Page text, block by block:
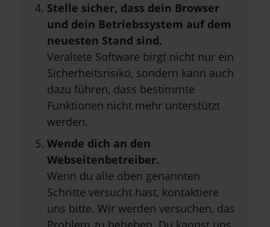
Stelle sicher, dass dein Browser
und dein Betriebssystem auf dem
neuesten Stand sind.
Veraltete Software birgt nicht nur ein
Sicherheitsrisiko, sondern kann auch
dazu führen, dass bestimmte
Funktionen nicht mehr unterstützt
werden.
Wende dich an den
Webseitenbetreiber.
Wenn du alle oben genannten
Schritte versucht hast, kontaktiere
uns bitte. Wir werden versuchen, das